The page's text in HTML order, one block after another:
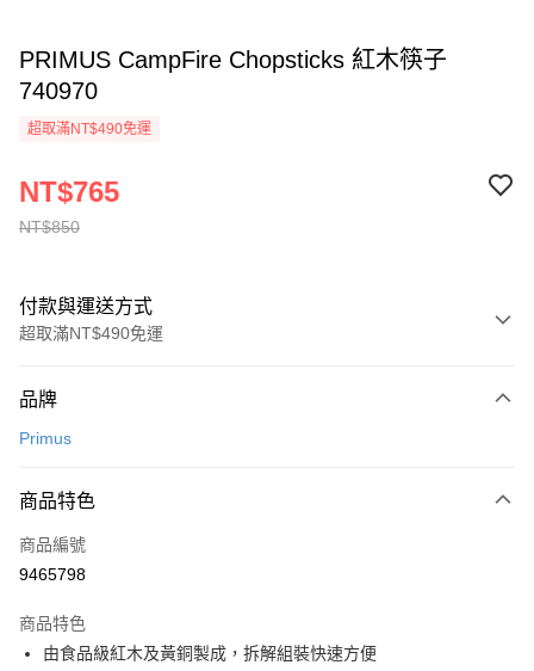
PRIMUS CampFire Chopsticks 紅木筷子
740970
超取滿NT$490免運
NT$850
NT$765
付款與運送方式
超取滿NT$490免運
信用卡一次付款
3 期 0 利率 每期
合作金庫商業銀行
上海商業儲蓄銀行
臺灣中小企業銀行
匯豐（台灣）商業銀行
華泰商業銀行
超商取貨付款
LINE Pay
Apple Pay
品牌
Primus
商品特色
商品編號
9465798
商品特色
由食品級紅木及黃銅製成，拆解組裝快速方便